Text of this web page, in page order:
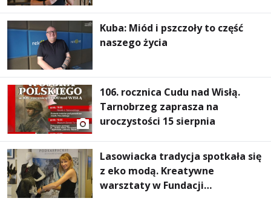
Kuba: Miód i pszczoły to część
naszego życia
106. rocznica Cudu nad Wisłą.
Tarnobrzeg zaprasza na
uroczystości 15 sierpnia
Lasowiacka tradycja spotkała się
z eko modą. Kreatywne
warsztaty w Fundacji